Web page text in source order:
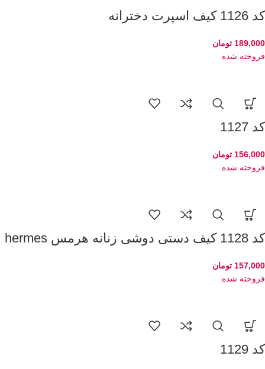
کد 1126 کیف اسپرت دخترانه
189,000 تومان
فروخته شده
کد 1127
156,000 تومان
فروخته شده
کد 1128 کیف دستی دوشی زنانه هرمس hermes
157,000 تومان
فروخته شده
کد 1129